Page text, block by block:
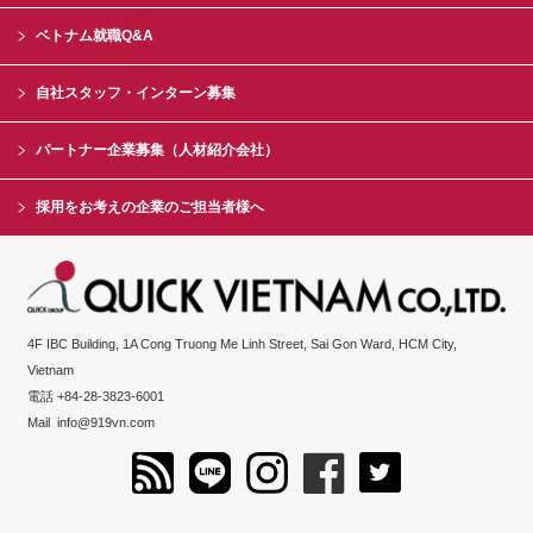
ベトナム就職Q&A
自社スタッフ・インターン募集
パートナー企業募集（人材紹介会社）
採用をお考えの企業のご担当者様へ
4F IBC Building, 1A Cong Truong Me Linh Street, Sai Gon Ward, HCM City,
Vietnam
電話 +84-28-3823-6001
Mailinfo@919vn.com